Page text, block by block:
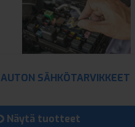
AUTON SÄHKÖTARVIKKEET
Näytä tuotteet